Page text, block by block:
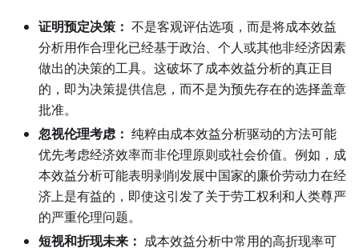
证明预定决策： 不是客观评估选项，而是将成本效益
分析用作合理化已经基于政治、个人或其他非经济因素
做出的决策的工具。这破坏了成本效益分析的真正目
的，即为决策提供信息，而不是为预先存在的选择盖章
批准。
忽视伦理考虑： 纯粹由成本效益分析驱动的方法可能
优先考虑经济效率而非伦理原则或社会价值。例如，成
本效益分析可能表明剥削发展中国家的廉价劳动力在经
济上是有益的，即使这引发了关于劳工权利和人类尊严
的严重伦理问题。
短视和折现未来： 成本效益分析中常用的高折现率可